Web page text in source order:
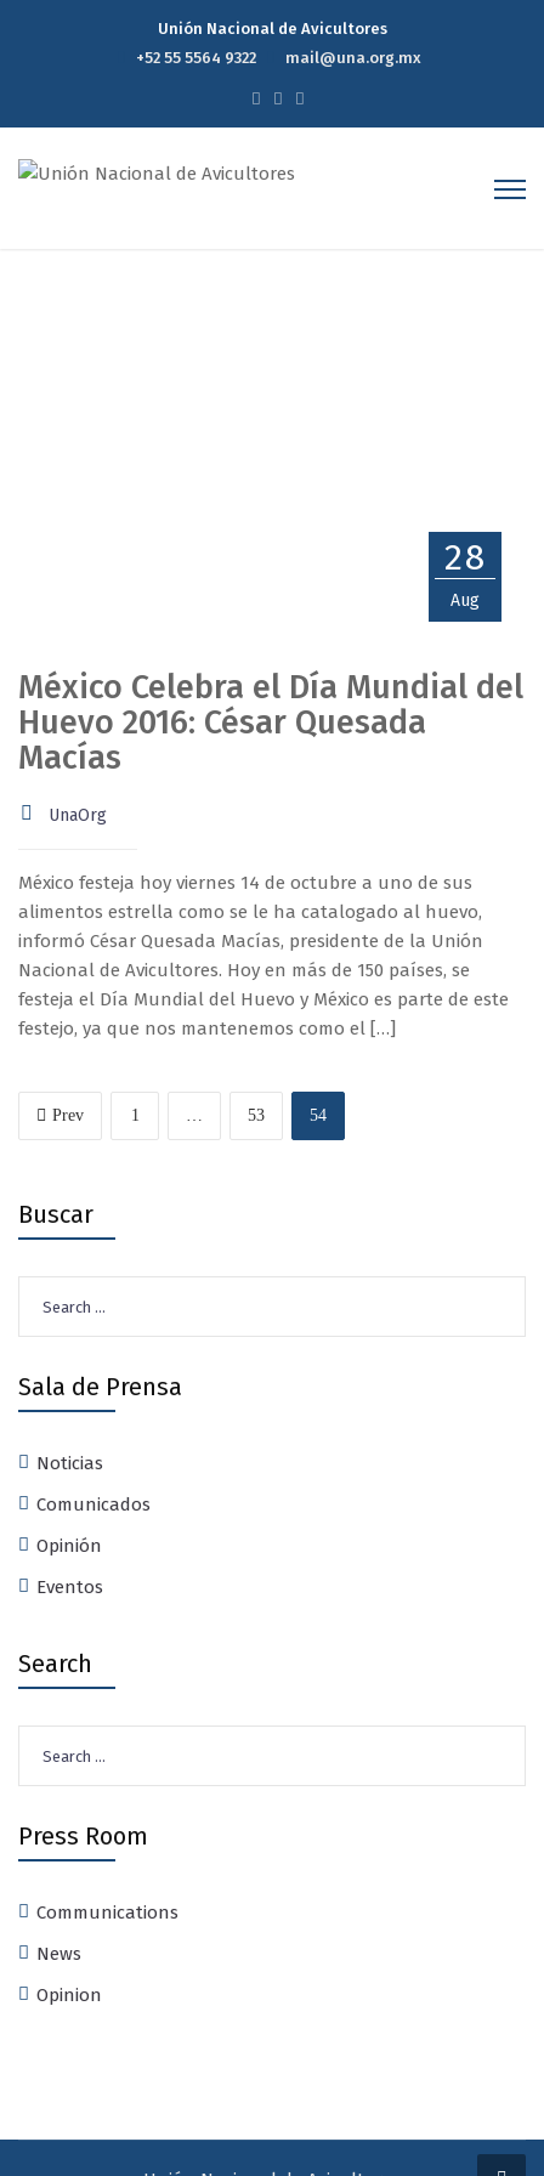
Unión Nacional de Avicultores
+52 55 5564 9322
mail@una.org.mx
28
Aug
México Celebra el Día Mundial del
Huevo 2016: César Quesada
Macías
UnaOrg
México festeja hoy viernes 14 de octubre a uno de sus
alimentos estrella como se le ha catalogado al huevo,
informó César Quesada Macías, presidente de la Unión
Nacional de Avicultores. Hoy en más de 150 países, se
festeja el Día Mundial del Huevo y México es parte de este
festejo, ya que nos mantenemos como el […]
Prev 1 … 53 54
Buscar
for:
Sala de Prensa
Noticias
Comunicados
Opinión
Eventos
Search
for:
Press Room
Communications
News
Opinion